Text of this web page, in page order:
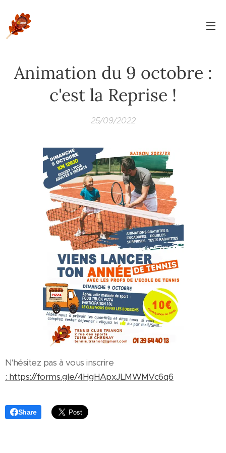
Animation du 9 octobre :
c'est la Reprise !
25/09/2022
N'hésitez pas à vous inscrire
: https://forms.gle/4HgHApxJLMWMVc6q6
Share